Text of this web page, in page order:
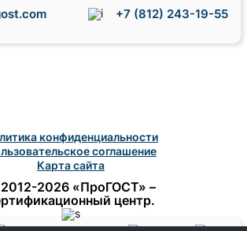
+7 (812) 243-19-55
конфиденциальности
соглашение
Карта сайта
2026 «ПроГОСТ» –
центр.